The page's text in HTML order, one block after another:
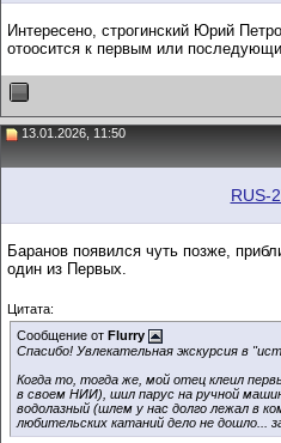
Интересено, строгинский Юрий
отоосится к первым или
13.01.2026, 11:50
RUS-
Баранов появился чуть позже,
один из Первых.
Цитата:
Сообщение от Flurry
Спасибо! Увлекательная экскурсия в
Когда то, тогда же, мой отец клеил
в своем НИИ), шил парус на ручной
водолазный (шлем у нас долго лежал в
любительских катаний дело не дошло...